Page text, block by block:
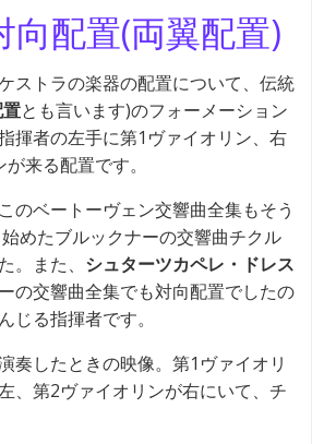
向配置(両翼配置)
ストラの楽器の配置について、伝統
とも言います)のフォーメーション
揮者の左手に第1ヴァイオリン、右
来る配置です。
のベートーヴェン交響曲全集もそう
めたブルックナーの交響曲チクル
。また、 シュターツカペレ・ドレス
の交響曲全集でも対向配置でしたの
じる指揮者です。
奏したときの映像。第1ヴァイオリ
、第2ヴァイオリンが右にいて、チ